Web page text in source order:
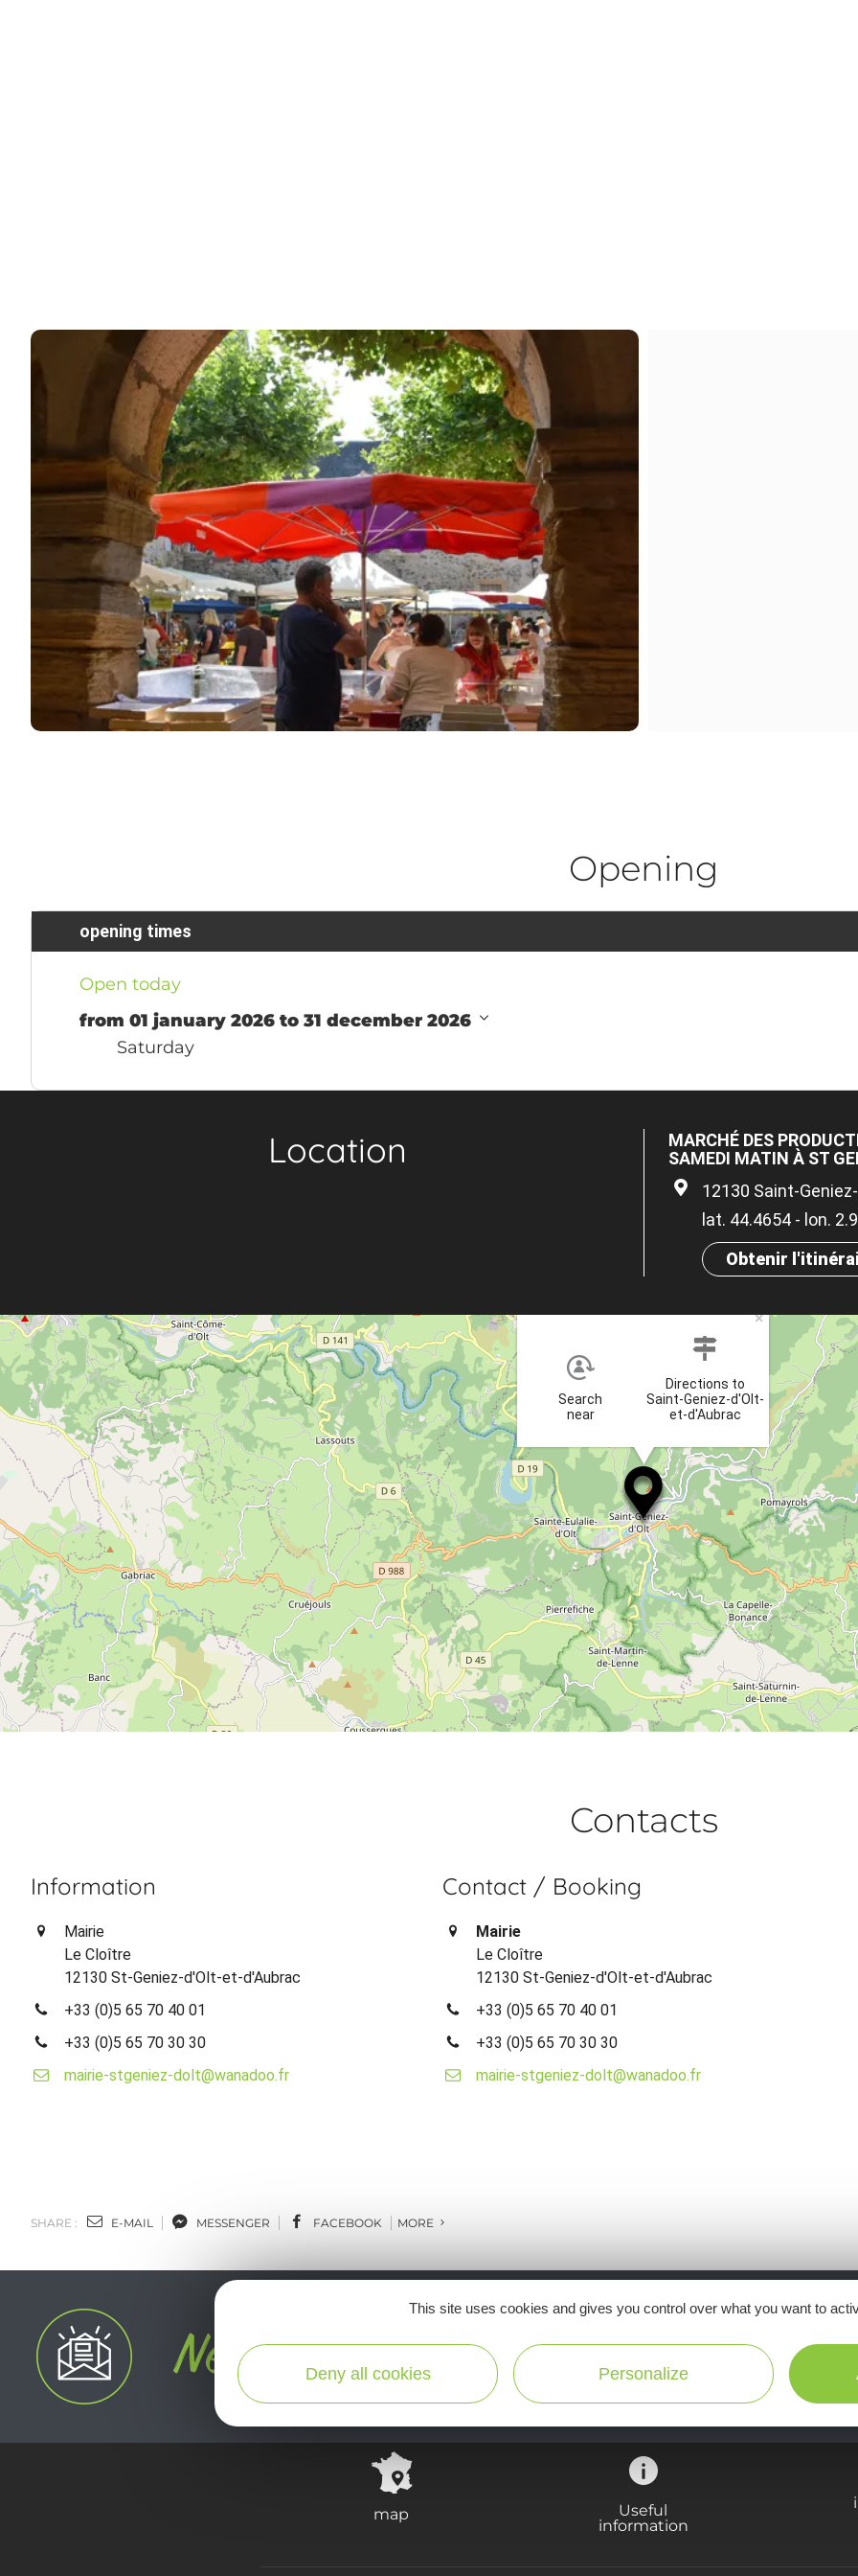
Opening
opening times
Open today
from 01 january 2026 to 31 december 2026
Saturday
Location
MARCHÉ DES
SAMEDI MATIN À ST
12130 Saint-
lat. 44.4654 - lon.
Obtenir
Search
near
Directions to
Saint-Geniez-d'Olt-
et-d'Aubrac
×
Contacts
Information
Mairie
Le Cloître
12130 St-Geniez-d'Olt-et-d'Aubrac
+33 (0)5 65 70 40 01
+33 (0)5 65 70 30 30
mairie-stgeniez-dolt@wanadoo.fr
Contact / Booking
Mairie
Le Cloître
12130 St-Geniez-d'Olt-et-d'Aubrac
+33 (0)5 65 70 40 01
+33 (0)5 65 70 30 30
mairie-stgeniez-dolt@wanadoo.fr
SHARE : E-MAIL MESSENGER FACEBOOK MORE
Ne manquez pas notre newsletter mensuelle
inspirer pour profiter pleinement de votre
map
Useful
information
This site uses cookies and gives you control over what you want to
Deny all cookies Personalize